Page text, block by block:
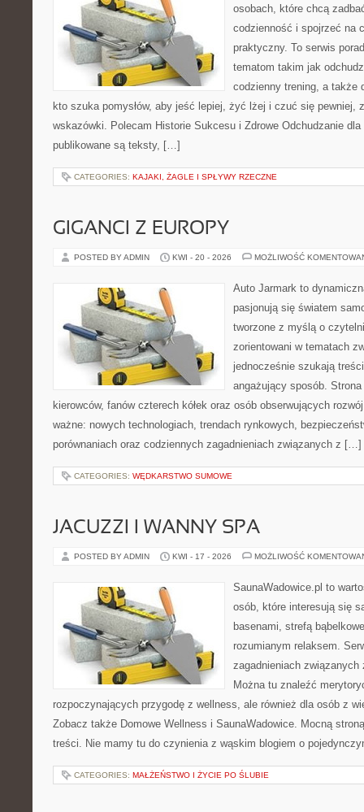
osobach, które chcą
codzienność i spojrzeć na
praktyczny. To serwis
tematom takim jak
codzienny trening, a także
kto szuka pomysłów, aby jeść lepiej, żyć lżej i czuć się pewniej,
wskazówki. Polecam Historie Sukcesu i Zdrowe Odchudzanie
publikowane są teksty, […]
CATEGORIES: KAJAKI, ŻAGLE I SPŁYWY RZECZNE
GIGANCI Z EUROPY
POSTED BY ADMIN KWI - 20 - 2026 MOŻLIWOŚĆ
Auto Jarmark to
pasjonują się światem
tworzone z myślą o
zorientowani w tematach
jednocześnie szukają
angażujący sposób.
kierowców, fanów czterech kółek oraz osób obserwujących
ważne: nowych technologiach, trendach rynkowych,
porównaniach oraz codziennych zagadnieniach związanych z […]
CATEGORIES: WĘDKARSTWO SUMOWE
JACUZZI I WANNY SPA
POSTED BY ADMIN KWI - 17 - 2026 MOŻLIWOŚĆ
SaunaWadowice.pl to
osób, które interesują się
basenami, strefą
rozumianym relaksem.
zagadnieniach
Można tu znaleźć
rozpoczynających przygodę z wellness, ale również dla osób z
Zobacz także Domowe Wellness i SaunaWadowice. Mocną
treści. Nie mamy tu do czynienia z wąskim blogiem o
CATEGORIES: MAŁŻEŃSTWO I ŻYCIE PO ŚLUBIE